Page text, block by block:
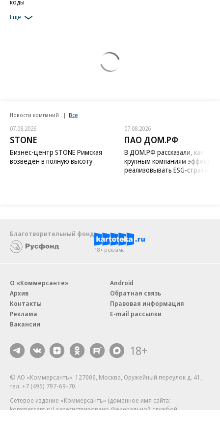
коды
Еще
Новости компаний Все
07.08.2026
STONE
Бизнес-центр STONE Римская
возведен в полную высоту
07.08.2026
ПАО ДОМ.РФ
В ДОМ.РФ рассказали, как
крупным компаниям
реализовывать ESG-стратегию
Благотворительный фонд
18+ реклама
О «Коммерсанте»
Архив
Контакты
Реклама
Вакансии
Android
Обратная связь
Правовая информация
E-mail рассылки
18+
© АО «Коммерсантъ». 127006, Москва, Оружейный переулок д. 41,
тел. +7 (495) 797-69-70.
Сетевое издание «Коммерсантъ» (доменное имя сайта:
kommersant.ru) зарегистрировано Федеральной службой